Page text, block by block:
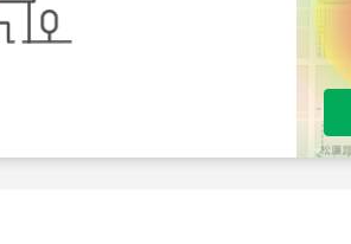
新竹市新竹市慈祥路